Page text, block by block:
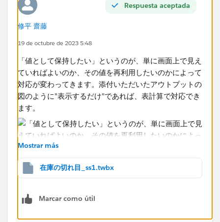
Respuesta aceptada
修平 齋藤
19 de octubre de 2023 5:48
「値として保持したい」というのが、単に画面上で見え
ていればよいのか、その値を再利用したいのかによって
対応が変わってきます。添付いただいたアウトプットの
図のように"表示するだけ"であれば、表計算で対応でき
ます。
以下になった最小の日付」ですから、これを式に起こし
Mostrar más
在庫の切れ目_ss1.twbx
Marcar como útil